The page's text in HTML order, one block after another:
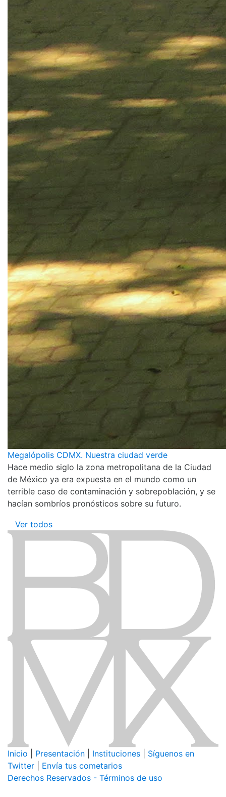
Megalópolis CDMX. Nuestra ciudad verde
Hace medio siglo la zona metropolitana de la Ciudad
de México ya era expuesta en el mundo como un
terrible caso de contaminación y sobrepoblación, y se
hacían sombríos pronósticos sobre su futuro.
Ver todos
Inicio Presentación Instituciones
Síguenos en
Twitter
Envía tus cometarios
Derechos Reservados - Términos de uso